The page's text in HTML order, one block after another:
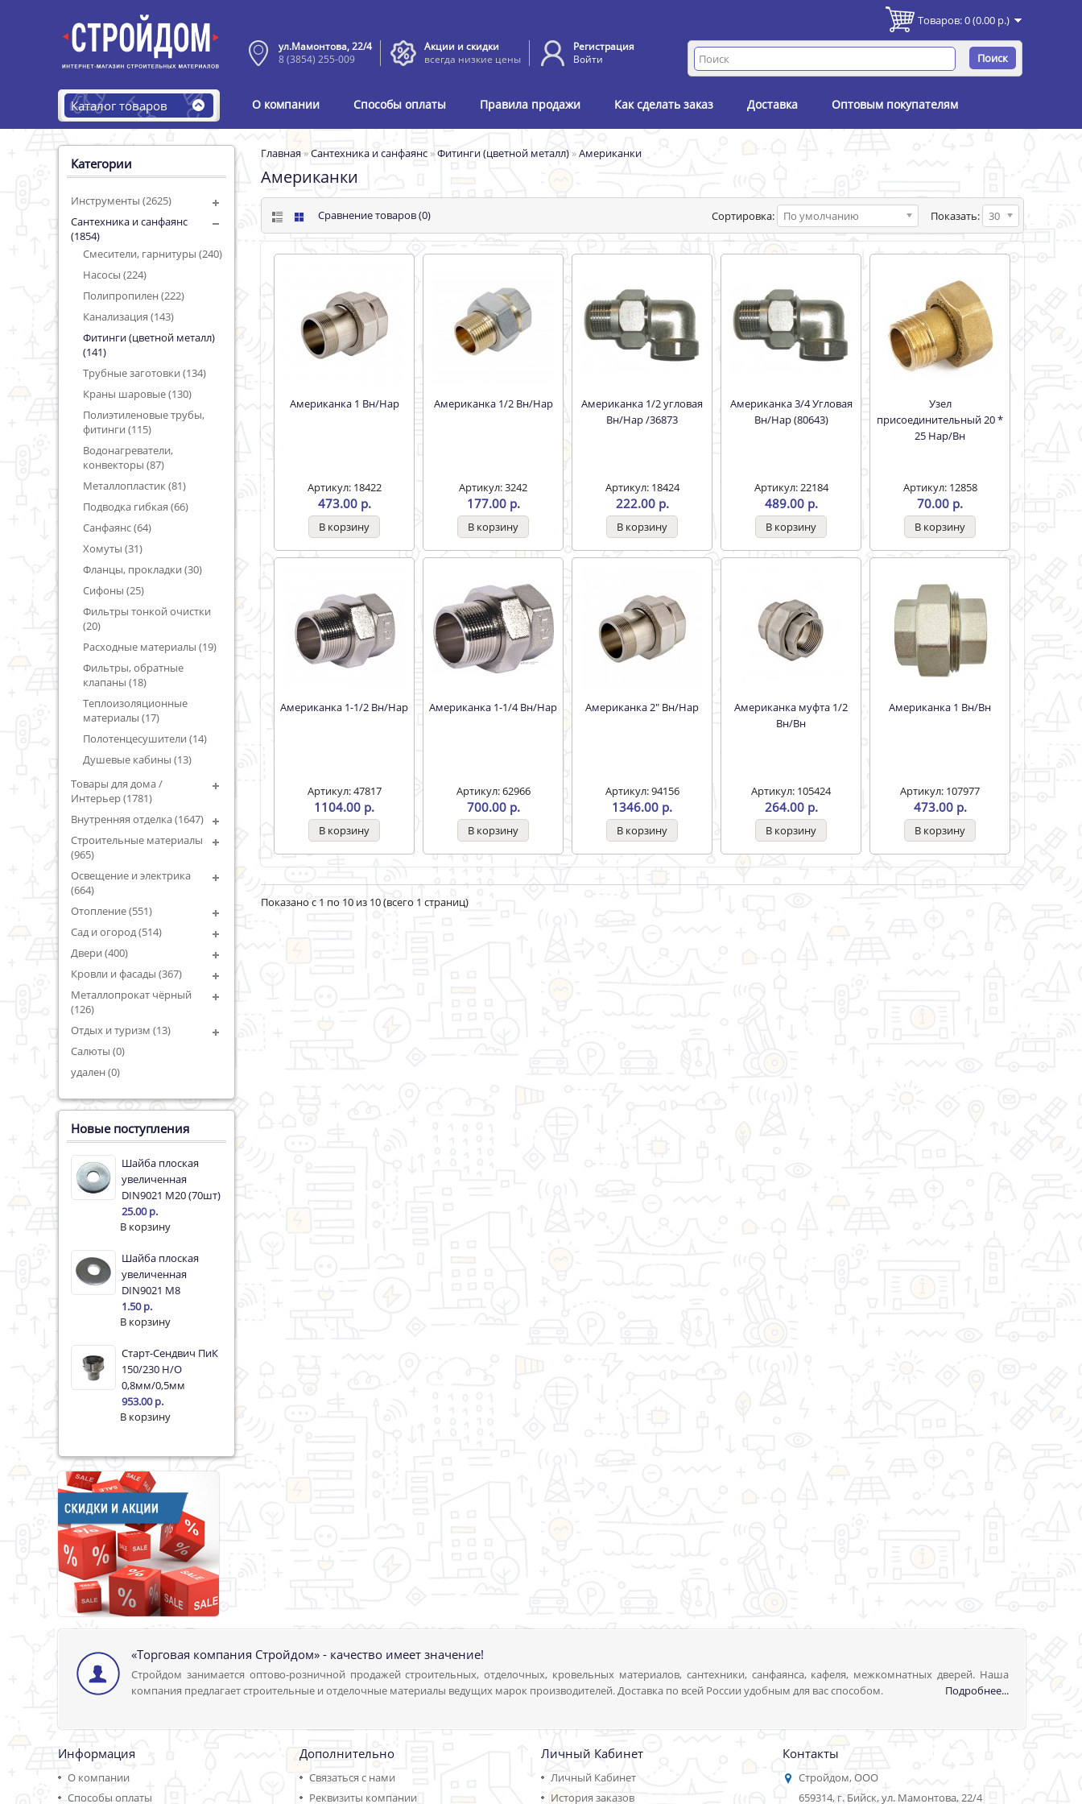
ул.Мамонтова, 22/4
8 (3854) 255-009
Акции и скидки
всегда низкие цены
Регистрация
Войти
Товаров: 0 (0.00 р.)
Поиск
Каталог товаров О компании Способы оплаты Правила продажи Как сделать заказ Доставка Оптовым покупателям
Категории
Инструменты (2625)
Сантехника и санфаянс
(1854)
Смесители, гарнитуры (240)
Насосы (224)
Полипропилен (222)
Канализация (143)
Фитинги (цветной металл)
(141)
Трубные заготовки (134)
Краны шаровые (130)
Полиэтиленовые трубы,
фитинги (115)
Водонагреватели,
конвекторы (87)
Металлопластик (81)
Подводка гибкая (66)
Санфаянс (64)
Хомуты (31)
Фланцы, прокладки (30)
Сифоны (25)
Фильтры тонкой очистки
(20)
Расходные материалы (19)
Фильтры, обратные
клапаны (18)
Теплоизоляционные
материалы (17)
Полотенцесушители (14)
Душевые кабины (13)
Товары для дома /
Интерьер (1781)
Внутренняя отделка (1647)
Строительные материалы
(965)
Освещение и электрика
(664)
Отопление (551)
Сад и огород (514)
Двери (400)
Кровли и фасады (367)
Металлопрокат чёрный
(126)
Отдых и туризм (13)
Салюты (0)
удален (0)
Новые поступления
Шайба плоская
увеличенная
DIN9021 M20 (70шт)
25.00 р.
Шайба плоская
увеличенная
DIN9021 M8
1.50 р.
Старт-Сендвич ПиК
150/230 Н/О
0,8мм/0,5мм
953.00 р.
Главная»Сантехника и санфаянс »Фитинги (цветной металл) »Американки
Американки
Показать: 30
Сортировка: По умолчанию
Сравнение товаров (0)
Американка 1 Вн/Нар
Артикул: 18422
473.00 р.
Американка 1/2 Вн/Нар
Артикул: 3242
177.00 р.
Американка 1/2 угловая
Вн/Нар /36873
Артикул: 18424
222.00 р.
Американка 3/4 Угловая
Вн/Нар (80643)
Артикул: 22184
489.00 р.
Узел
присоединительный 20 *
25 Нар/Вн
Артикул: 12858
70.00 р.
Американка 1-1/2 Вн/Нар
Артикул: 47817
1104.00 р.
Американка 1-1/4 Вн/Нар
Артикул: 62966
700.00 р.
Американка 2" Вн/Нар
Артикул: 94156
1346.00 р.
Американка муфта 1/2
Вн/Вн
Артикул: 105424
264.00 р.
Американка 1 Вн/Вн
Артикул: 107977
473.00 р.
Показано с 1 по 10 из 10 (всего 1 страниц)
«Торговая компания Стройдом» - качество имеет значение!
Стройдом занимается оптово-розничной продажей строительных, отделочных, кровельных материалов, сантехники, санфаянса, кафеля, межкомнатных дверей. Наша
компания предлагает строительные и отделочные материалы ведущих марок производителей. Доставка по всей России удобным для вас способом.
Подробнее...
Информация
О компании
Способы оплаты
Дополнительно
Связаться с нами
Реквизиты компании
Личный Кабинет
Личный Кабинет
История заказов
Контакты
Стройдом, ООО
659314, г. Бийск, ул. Мамонтова, 22/4